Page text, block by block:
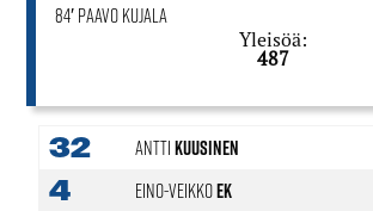
84′ Paavo Kujala
Yleisöä:
487
32 AnttiKuusinen
4 Eino-VeikkoEk